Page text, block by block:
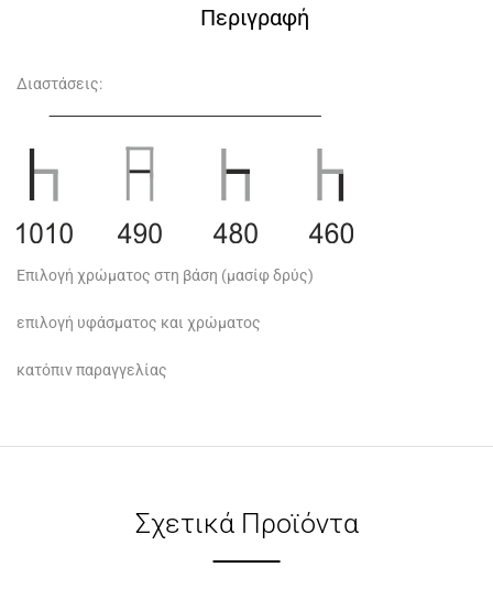
Περιγραφή
Διαστάσεις:
Επιλογή χρώματος στη βάση (μασίφ δρύς)
επιλογή υφάσματος και χρώματος
κατόπιν παραγγελίας
Σχετικά Προϊόντα